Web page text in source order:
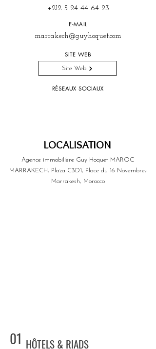
+212 5 24 44 64 23
E-MAIL
marrakech@guyhoquet.com
SITE WEB
Site Web
RÉSEAUX SOCIAUX
LOCALISATION
Agence immobilière Guy Hoquet MAROC
MARRAKECH, Plaza C3D1, Place du 16 Novembre،
Marrakesh, Morocco
01 HÔTELS & RIADS